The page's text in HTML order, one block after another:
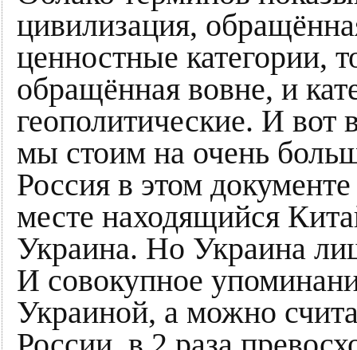
цивилизация,
ценностные категории,
обращённая вовне, и
геополитические. И вот
мы стоим на очень
Россия в этом
месте находящийся
Украина. Но Украина
И совокупное
Украиной, а можно